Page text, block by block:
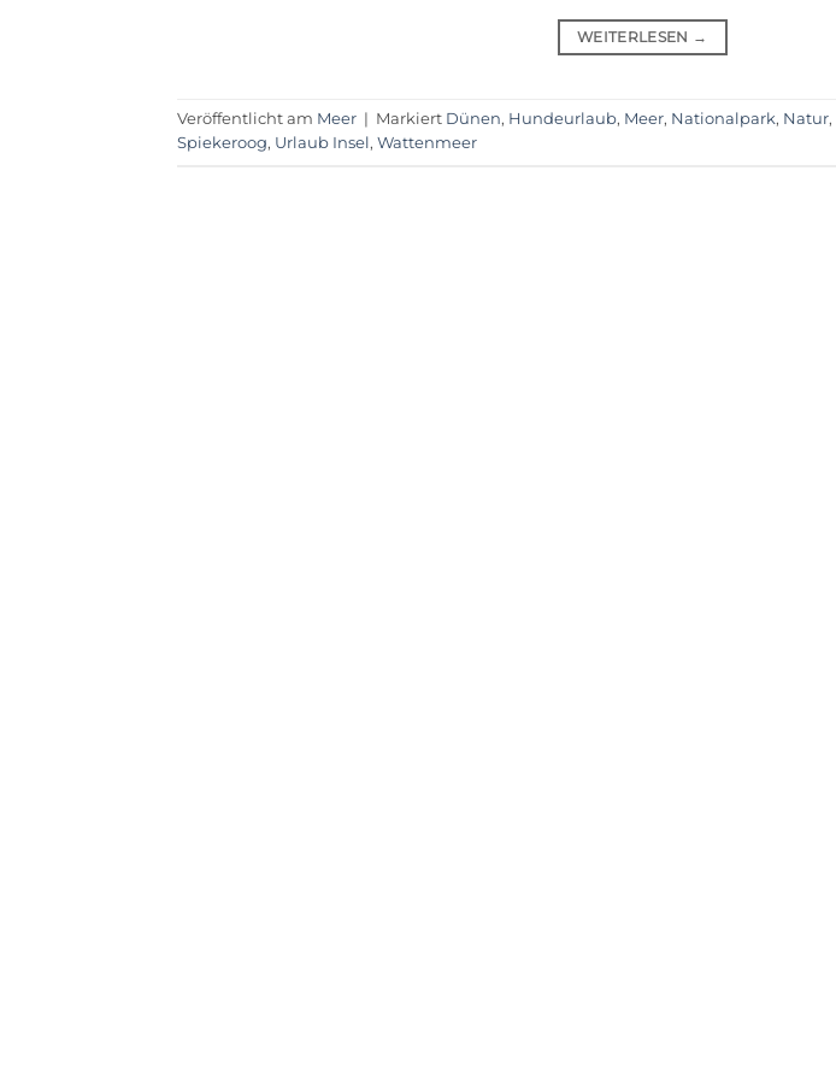
WEITERLESEN →
Veröffentlicht am Meer | Markiert Dünen, Hundeurlaub, Meer, Nationalpark, Natur,
Spiekeroog, Urlaub Insel, Wattenmeer